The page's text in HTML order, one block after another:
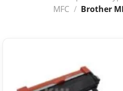
MFC / Brother